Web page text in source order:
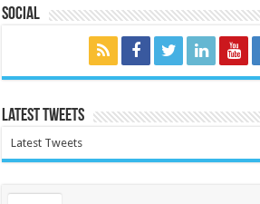
Social
Latest Tweets
Latest Tweets